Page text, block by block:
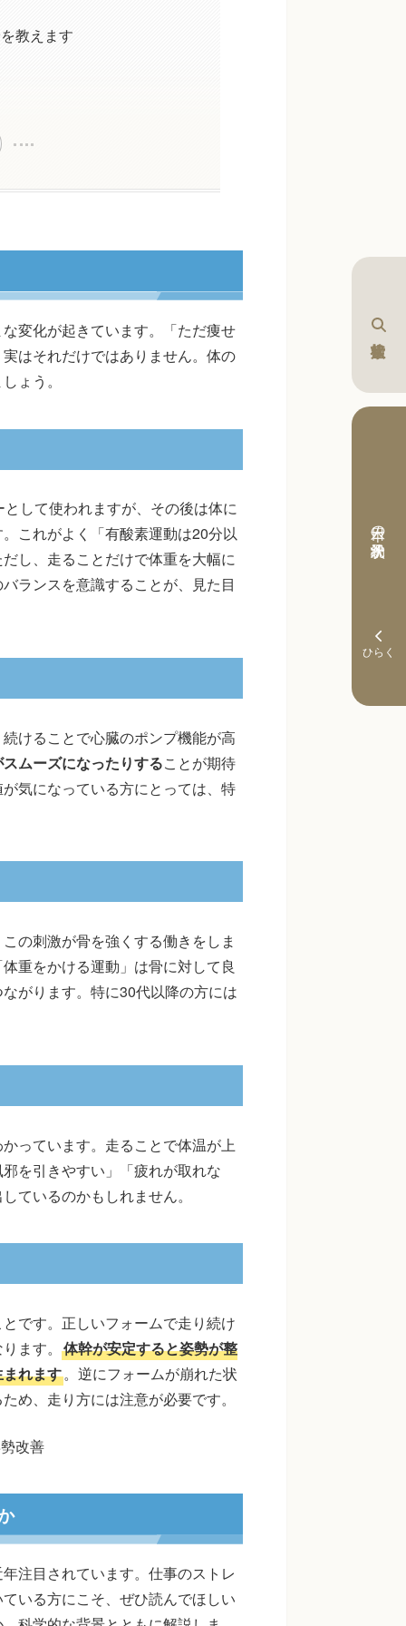
本日の予約状況
教えます
変化が起きています。「ただ痩せ
はそれだけではありません。体の
ょう。
して使われますが、その後は体に
これがよく「有酸素運動は20分以
し、走ることだけで体重を大幅に
ランスを意識することが、見た目
けることで心臓のポンプ機能が高
ムーズになったりすることが期待
気になっている方にとっては、特
の刺激が骨を強くする働きをしま
重をかける運動」は骨に対して良
がります。特に30代以降の方には
っています。走ることで体温が上
を引きやすい」「疲れが取れな
ているのかもしれません。
です。正しいフォームで走り続け
ます。 体幹が安定すると姿勢が整
れます。逆にフォームが崩れた状
め、走り方には注意が必要です。
改善
注目されています。仕事のストレ
いる方にこそ、ぜひ読んでほしい